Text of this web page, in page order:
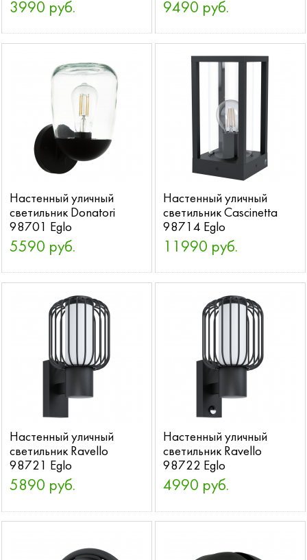
3990 руб. 9490 руб.
Настенный уличный
светильник Donatori
98701 Eglo
5590 руб.
Настенный уличный
светильник Cascinetta
98714 Eglo
11990 руб.
Настенный уличный
светильник Ravello
98721 Eglo
5890 руб.
Настенный уличный
светильник Ravello
98722 Eglo
4990 руб.